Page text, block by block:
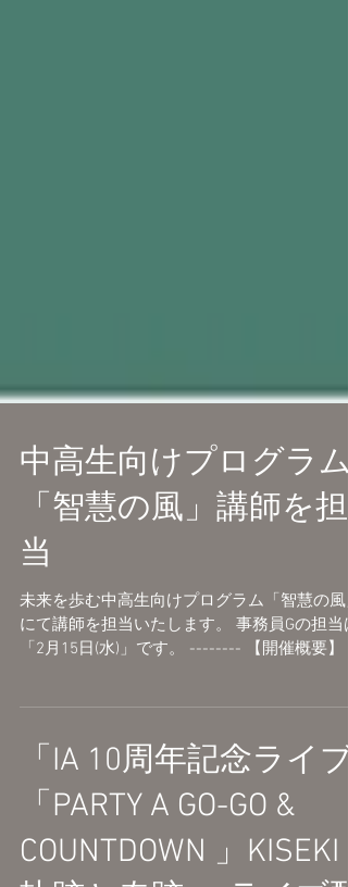
中高生向けプログラム
「智慧の風」講師を担
当
未来を歩む中高生向けプログラム「智慧の風
「2月15日(水)」です。 -------- 【開催概要】
日（水）～2月15日（水）...
「IA 10周年記念ライブ
「PARTY A GO-GO &